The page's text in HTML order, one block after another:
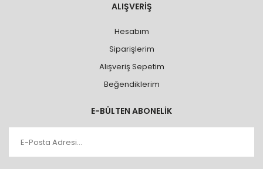
ALIŞVERİŞ
Hesabım
Siparişlerim
Alışveriş Sepetim
Beğendiklerim
E-BÜLTEN ABONELİK